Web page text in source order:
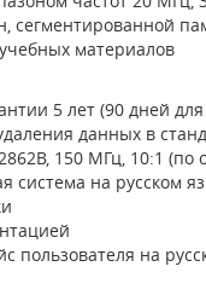
сегментированной
материалов
5 лет (90 дней
данных в
150 МГц, 10:1 (по
система на русском
пользователя на